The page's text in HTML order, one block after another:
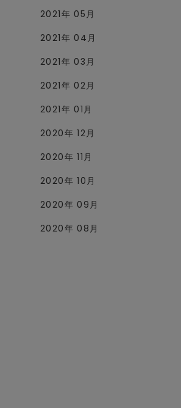
2021年 05月
2021年 04月
2021年 03月
2021年 02月
2021年 01月
2020年 12月
2020年 11月
2020年 10月
2020年 09月
2020年 08月